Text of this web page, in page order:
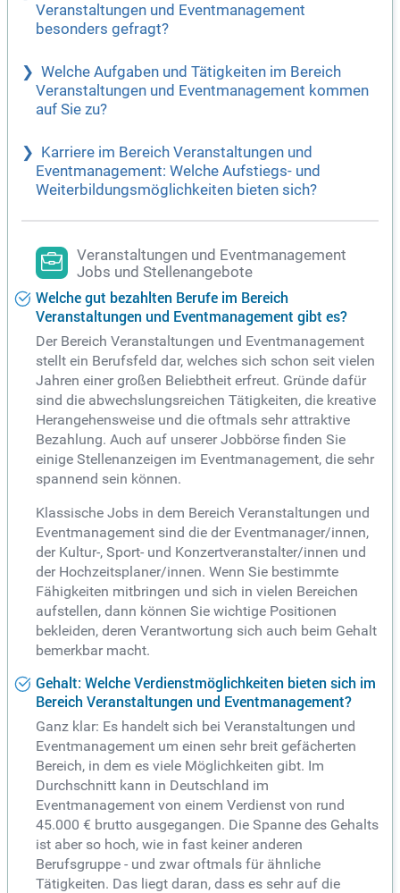
Veranstaltungen und Eventmanagement
besonders gefragt?
Welche Aufgaben und Tätigkeiten im Bereich
Veranstaltungen und Eventmanagement kommen
auf Sie zu?
Karriere im Bereich Veranstaltungen und
Eventmanagement: Welche Aufstiegs- und
Weiterbildungsmöglichkeiten bieten sich?
Veranstaltungen und Eventmanagement
Jobs und Stellenangebote
Welche gut bezahlten Berufe im Bereich
Veranstaltungen und Eventmanagement gibt es?
Der Bereich Veranstaltungen und Eventmanagement
stellt ein Berufsfeld dar, welches sich schon seit vielen
Jahren einer großen Beliebtheit erfreut. Gründe dafür
sind die abwechslungsreichen Tätigkeiten, die kreative
Herangehensweise und die oftmals sehr attraktive
Bezahlung. Auch auf unserer Jobbörse finden Sie
einige Stellenanzeigen im Eventmanagement, die sehr
spannend sein können.
Klassische Jobs in dem Bereich Veranstaltungen und
Eventmanagement sind die der Eventmanager/innen,
der Kultur-, Sport- und Konzertveranstalter/innen und
der Hochzeitsplaner/innen. Wenn Sie bestimmte
Fähigkeiten mitbringen und sich in vielen Bereichen
aufstellen, dann können Sie wichtige Positionen
bekleiden, deren Verantwortung sich auch beim Gehalt
bemerkbar macht.
Gehalt: Welche Verdienstmöglichkeiten bieten sich im
Bereich Veranstaltungen und Eventmanagement?
Ganz klar: Es handelt sich bei Veranstaltungen und
Eventmanagement um einen sehr breit gefächerten
Bereich, in dem es viele Möglichkeiten gibt. Im
Durchschnitt kann in Deutschland im
Eventmanagement von einem Verdienst von rund
45.000 € brutto ausgegangen. Die Spanne des Gehalts
ist aber so hoch, wie in fast keiner anderen
Berufsgruppe - und zwar oftmals für ähnliche
Tätigkeiten. Das liegt daran, dass es sehr auf die